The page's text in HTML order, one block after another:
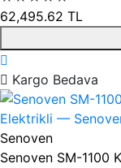
62,495.62 TL
Kargo Bedava
Senoven
Senoven SM-1100